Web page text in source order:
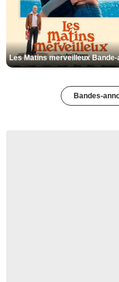
Bandes-